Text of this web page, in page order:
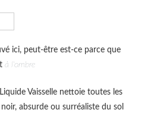
ici, peut-être est-ce parce que
à l'ombre
Vaisselle nettoie toutes les
absurde ou surréaliste du sol